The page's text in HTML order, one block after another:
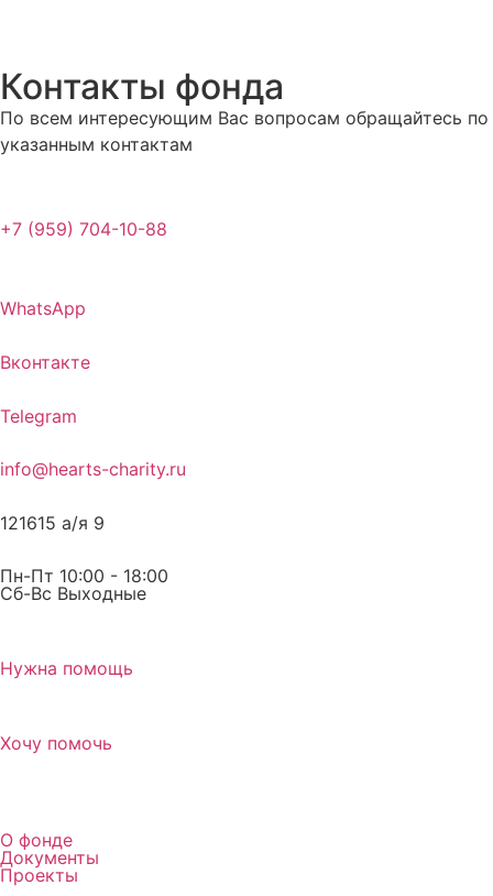
Контакты фонда
По всем интересующим Вас вопросам обращайтесь по
указанным контактам
+7 (959) 704-10-88
WhatsApp
Вконтакте
Telegram
info@hearts-charity.ru
121615 а/я 9
Пн-Пт 10:00 - 18:00
Сб-Вс Выходные
Нужна помощь
Хочу помочь
О фонде
Документы
Проекты